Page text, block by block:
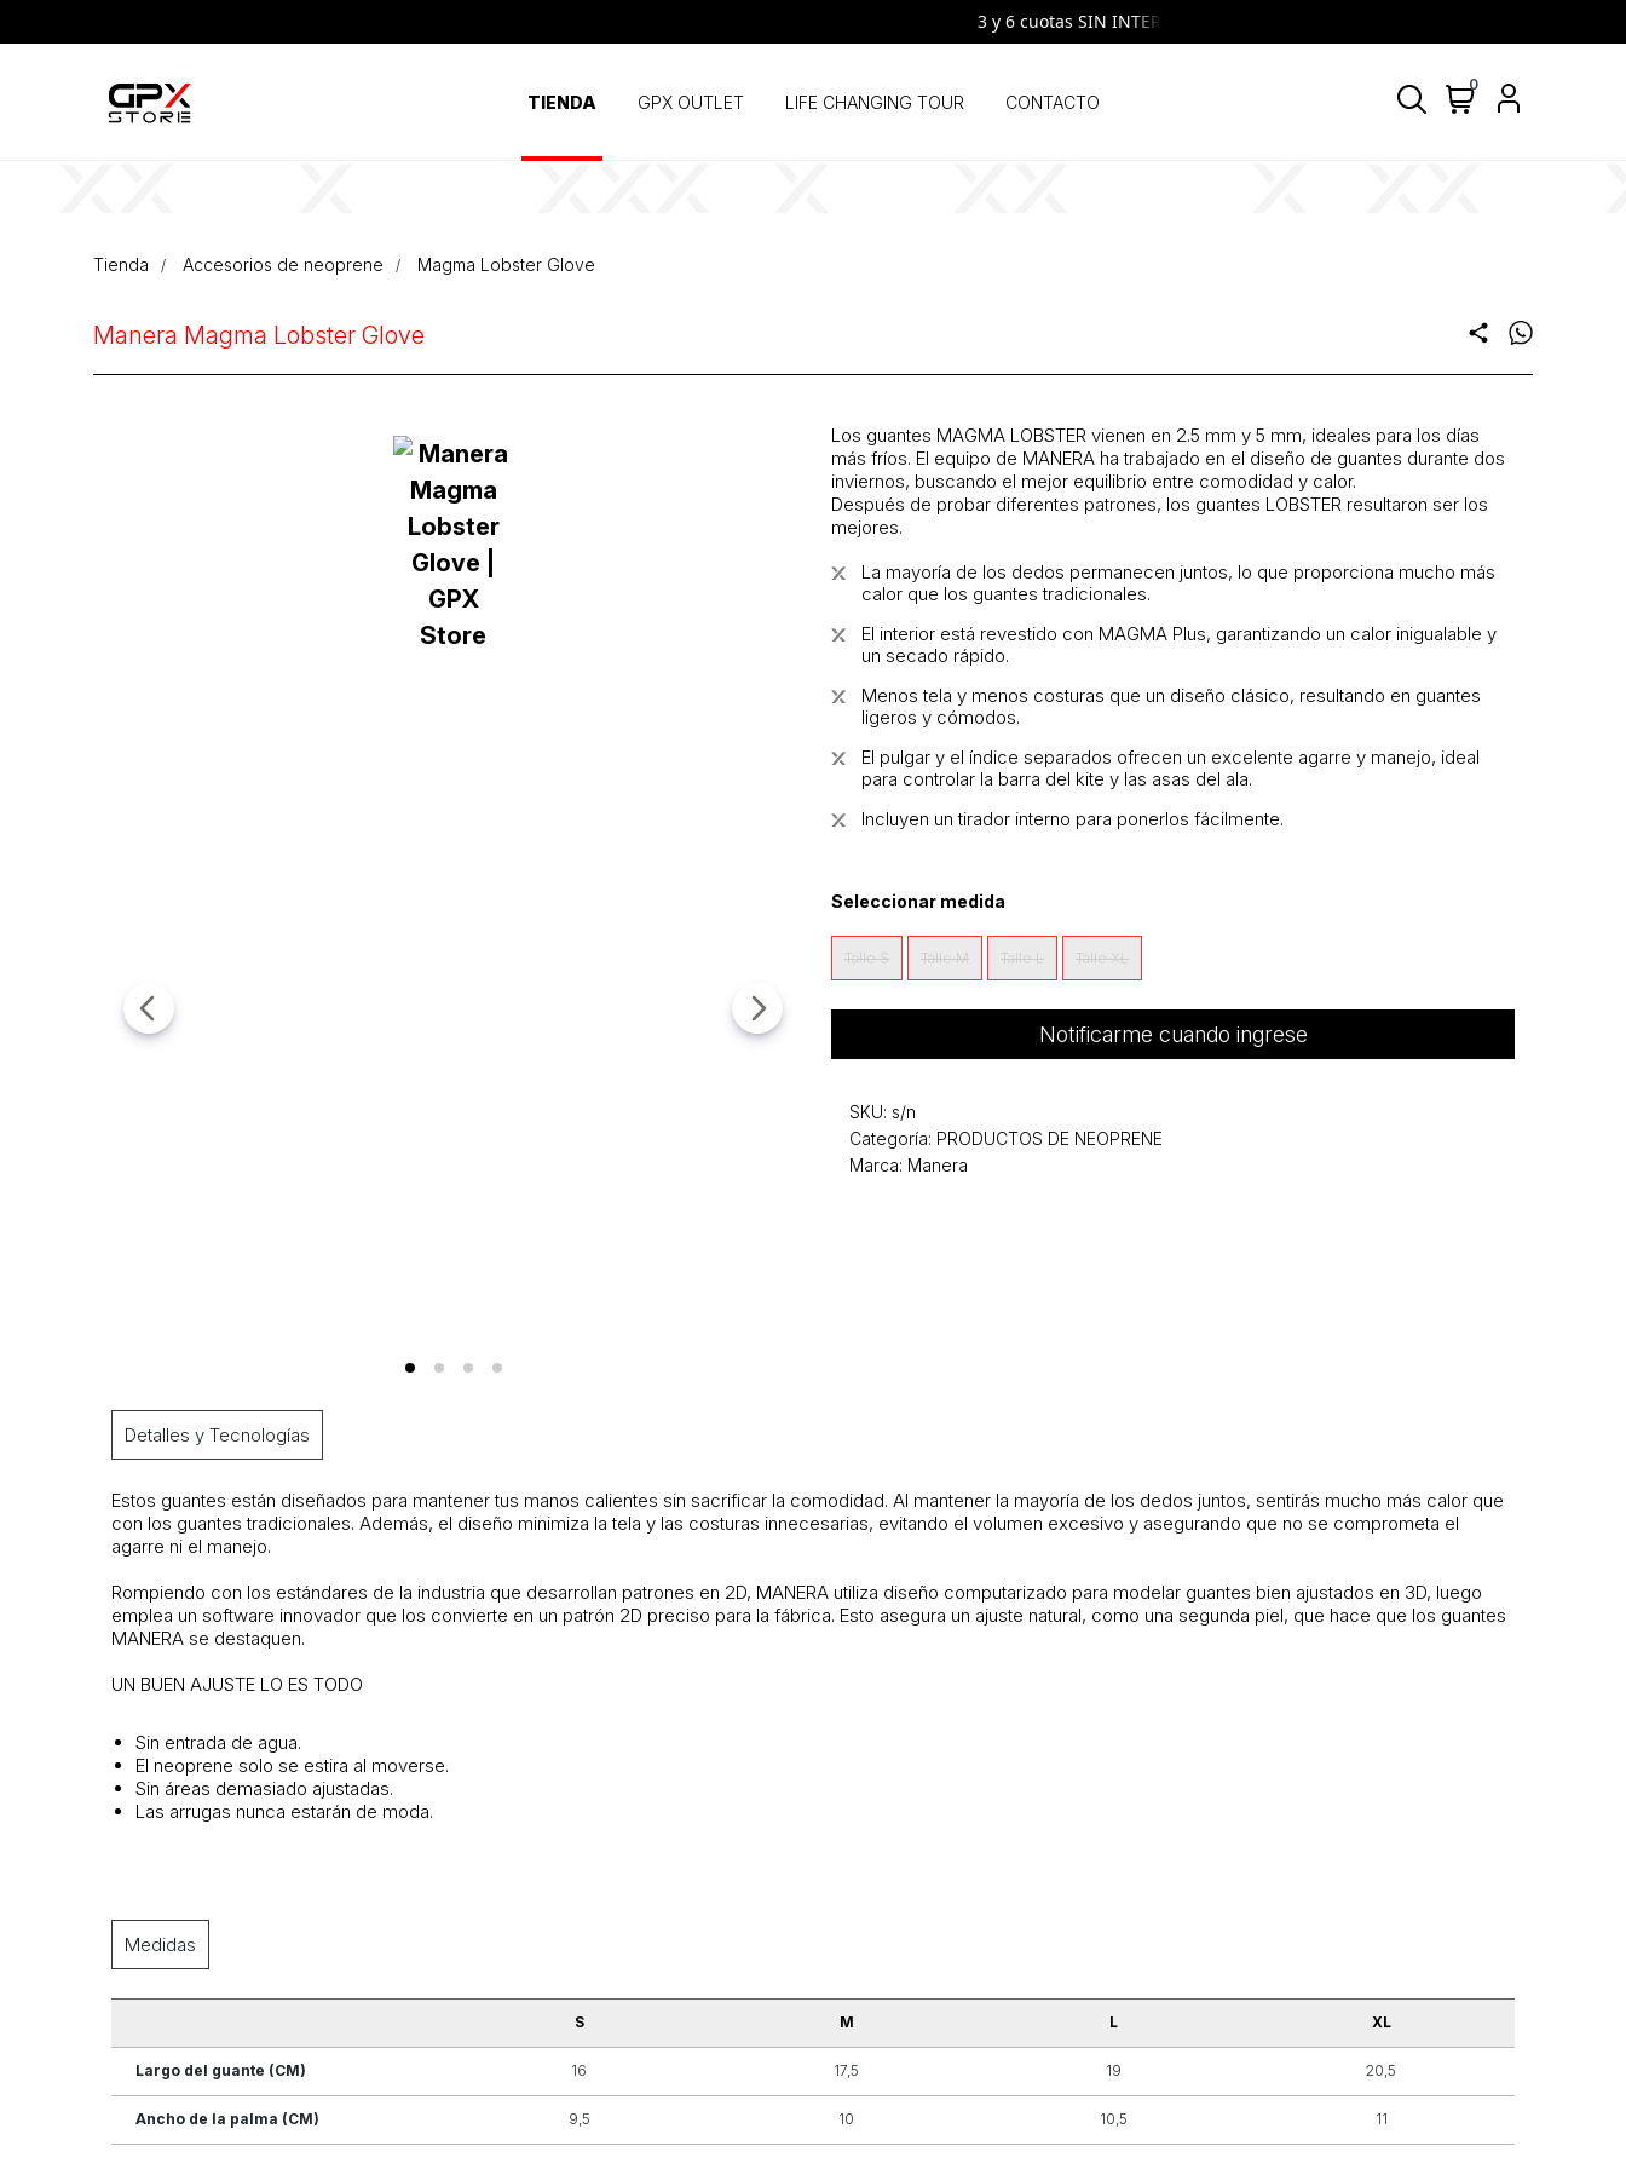
3 y 6 cuotas SIN INTERES | VISA y MASTERCARD | Todos los días, todos los bancos
TIENDA GPX OUTLET LIFE CHANGING TOUR CONTACTO
0
Tienda Accesorios de neoprene Magma Lobster Glove
Manera Magma Lobster Glove share
Los guantes MAGMA LOBSTER vienen en 2.5 mm y 5 mm, ideales para los días
más fríos. El equipo de MANERA ha trabajado en el diseño de guantes durante dos
inviernos, buscando el mejor equilibrio entre comodidad y calor.
Después de probar diferentes patrones, los guantes LOBSTER resultaron ser los
mejores.
La mayoría de los dedos permanecen juntos, lo que proporciona mucho más
calor que los guantes tradicionales.
El interior está revestido con MAGMA Plus, garantizando un calor inigualable y
un secado rápido.
Menos tela y menos costuras que un diseño clásico, resultando en guantes
ligeros y cómodos.
El pulgar y el índice separados ofrecen un excelente agarre y manejo, ideal
para controlar la barra del kite y las asas del ala.
Incluyen un tirador interno para ponerlos fácilmente.
Seleccionar medida
Talle S Talle M Talle L Talle XL
Notificarme cuando ingrese
SKU: s/n
Categoría: PRODUCTOS DE NEOPRENE
Marca: Manera
Detalles y Tecnologías
Estos guantes están diseñados para mantener tus manos calientes sin sacrificar la comodidad. Al mantener la mayoría de los dedos juntos, sentirás mucho más calor que
con los guantes tradicionales. Además, el diseño minimiza la tela y las costuras innecesarias, evitando el volumen excesivo y asegurando que no se comprometa el
agarre ni el manejo.
Rompiendo con los estándares de la industria que desarrollan patrones en 2D, MANERA utiliza diseño computarizado para modelar guantes bien ajustados en 3D, luego
emplea un software innovador que los convierte en un patrón 2D preciso para la fábrica. Esto asegura un ajuste natural, como una segunda piel, que hace que los guantes
MANERA se destaquen.
UN BUEN AJUSTE LO ES TODO
Sin entrada de agua.
El neoprene solo se estira al moverse.
Sin áreas demasiado ajustadas.
Las arrugas nunca estarán de moda.
Medidas
S M L XL
Largo del guante (CM) 16 17,5 19 20,5
Ancho de la palma (CM) 9,5 10 10,5 11